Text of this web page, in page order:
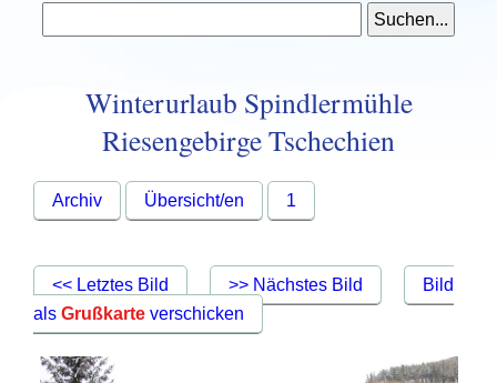
Winterurlaub Spindlermühle
Riesengebirge Tschechien
Archiv Übersicht/en 1
<< Letztes Bild >> Nächstes Bild
Bild
alsGrußkarte verschicken